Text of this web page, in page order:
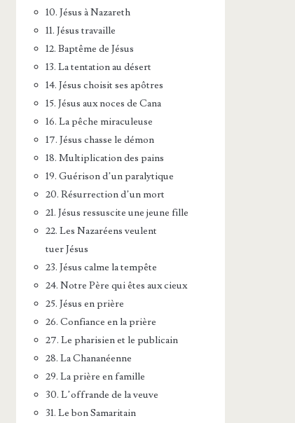
10. Jésus à Nazareth
11. Jésus travaille
12. Baptême de Jésus
13. La tentation au désert
14. Jésus choisit ses apôtres
15. Jésus aux noces de Cana
16. La pêche miraculeuse
17. Jésus chasse le démon
18. Multiplication des pains
19. Guérison d’un paralytique
20. Résurrection d’un mort
21. Jésus ressuscite une jeune fille
22. Les Nazaréens veulent
tuer Jésus
23. Jésus calme la tempête
24. Notre Père qui êtes aux cieux
25. Jésus en prière
26. Confiance en la prière
27. Le pharisien et le publicain
28. La Chananéenne
29. La prière en famille
30. L’offrande de la veuve
31. Le bon Samaritain